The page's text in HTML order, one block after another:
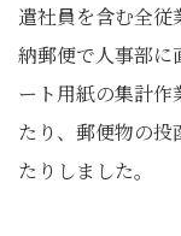
遣社員を含む全従
納郵便で人事部に
ート用紙の集計作
たり、郵便物の
たりしました。